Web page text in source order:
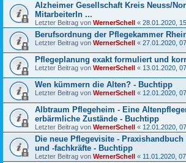
Alzheimer Gesellschaft Kreis Neuss/
MitarbeiterIn ...
Letzter Beitrag von WernerSchell « 28.01.2020,
Berufsordnung der Pflegekammer
Letzter Beitrag von WernerSchell « 27.01.2020,
Pflegeplanung exakt formuliert und
Letzter Beitrag von WernerSchell « 13.01.2020,
Wen kümmern die Alten? - Buchtipp
Letzter Beitrag von WernerSchell « 12.01.2020,
Albtraum Pflegeheim - Eine
erbärmliche Zustände - Buchtipp
Letzter Beitrag von WernerSchell « 12.01.2020,
Die neue Pflegevisite -
und -fachkräfte - Buchtipp
Letzter Beitrag von WernerSchell « 11.01.2020,